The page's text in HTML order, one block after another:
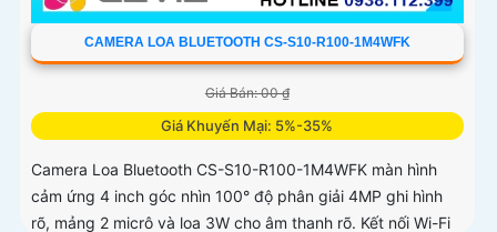
CAMERA LOA BLUETOOTH CS-S10-R100-1M4WFK
Giá Bán: 00 ₫
Giá Khuyến Mại: 5%-35%
Camera Loa Bluetooth CS-S10-R100-1M4WFK màn hình
cảm ứng 4 inch góc nhìn 100° độ phân giải 4MP ghi hình
rõ, mảng 2 micrô và loa 3W cho âm thanh rõ. Kết nối Wi-Fi